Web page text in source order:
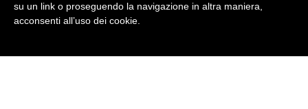
i
su un link o proseguendo la navigazione in altra maniera,
acconsenti all’uso dei cookie.